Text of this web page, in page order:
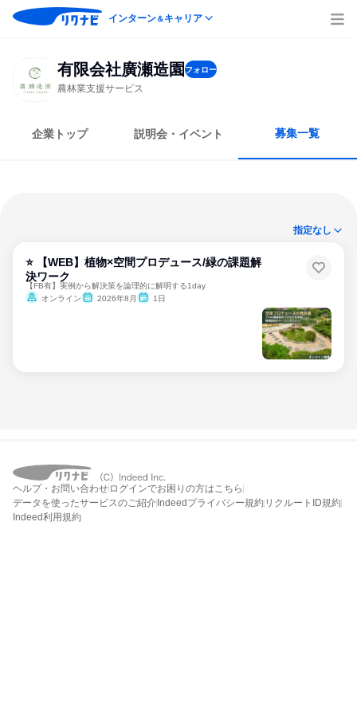
インターン＆キャリア
有限会社廣瀬造園 フォロー
農林業支援サービス
企業トップ 説明会・イベント 募集一覧
指定なし
⭐ 【WEB】植物×空間プロデュース/緑の課題解
決ワーク
【FB有】実例から解決策を論理的に解明する1day
オンライン
2026年8月 1日
ヘルプ・お問い合わせ ログインでお困りの方はこちら
データを使ったサービスのご紹介 Indeedプライバシー規約 リクルートID規約
Indeed利用規約